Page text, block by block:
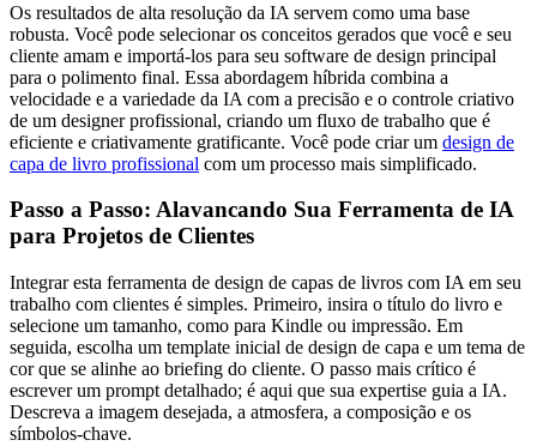
Os resultados de alta resolução da IA servem como uma base
robusta. Você pode selecionar os conceitos gerados que você e seu
cliente amam e importá-los para seu software de design principal
para o polimento final. Essa abordagem híbrida combina a
velocidade e a variedade da IA com a precisão e o controle criativo
de um designer profissional, criando um fluxo de trabalho que é
eficiente e criativamente gratificante. Você pode criar um design de
capa de livro profissional com um processo mais simplificado.
Passo a Passo: Alavancando Sua Ferramenta de IA
para Projetos de Clientes
Integrar esta ferramenta de design de capas de livros com IA em seu
trabalho com clientes é simples. Primeiro, insira o título do livro e
selecione um tamanho, como para Kindle ou impressão. Em
seguida, escolha um template inicial de design de capa e um tema de
cor que se alinhe ao briefing do cliente. O passo mais crítico é
escrever um prompt detalhado; é aqui que sua expertise guia a IA.
Descreva a imagem desejada, a atmosfera, a composição e os
símbolos-chave.